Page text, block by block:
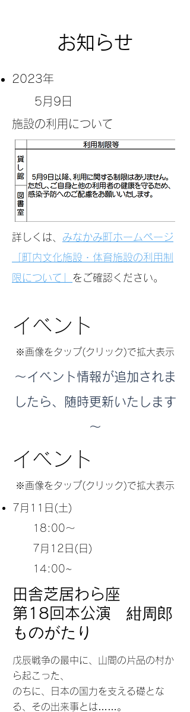
お知らせ
2023年
​ 5月9日
施設の利用について
詳しくは、 みなかみ町ホームページ
「町内文化施設・体育施設の利用制
限について」 をご確認ください。​​​​​​
イベント
※画像をタップ(クリック)で拡大表示
​～イベント情報が追加されま
したら、随時更新いたします
～
イベント
※画像をタップ(クリック)で拡大表示
7月11 日(土)
18:00～
7月12日(日)
14:00~
田舎芝居わら座
第18回本公演 紺周郎
ものがたり
戊辰戦争の最中に、山間の片品の村か
ら起こった、
のちに、日本の国力を支える礎とな
る、その出来事とは……。